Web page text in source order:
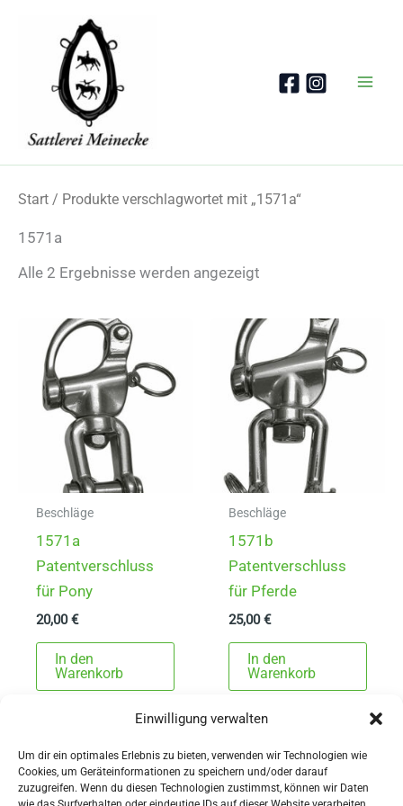
Einwilligung verwalten
Um dir ein optimales Erlebnis zu bieten, verwenden wir Technologien wie
Cookies, um Geräteinformationen zu speichern und/oder darauf
zuzugreifen. Wenn du diesen Technologien zustimmst, können wir Daten
Start / Produkte verschlagwortet mit „1571a“
1571a
Alle 2 Ergebnisse werden angezeigt
Beschläge
1571a
Patentverschluss
für Pony
20,00€
In den
Warenkorb
Beschläge
1571b
Patentverschluss
für Pferde
25,00€
In den
Warenkorb